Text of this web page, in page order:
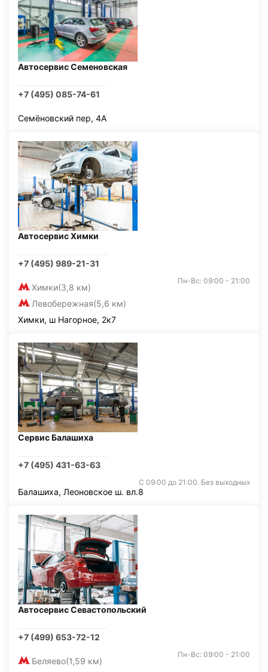
Автосервис Семеновская
+7 (495) 085-74-61
Семёновский пер, 4А
Автосервис Химки
+7 (495) 989-21-31
Химки(3,8 км)
Левобережная(5,6 км)
Пн-Вс: 09:00 - 21:00
Химки, ш Нагорное, 2к7
Сервис Балашиха
+7 (495) 431-63-63
С 09:00 до 21:00. Без выходных
Балашиха, Леоновское ш. вл.8
Автосервис Севастопольский
+7 (499) 653-72-12
Беляево(1,59 км)
Пн-Вс: 09:00 - 21:00